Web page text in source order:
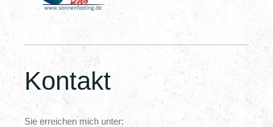
Kontakt
Sie erreichen mich unter: